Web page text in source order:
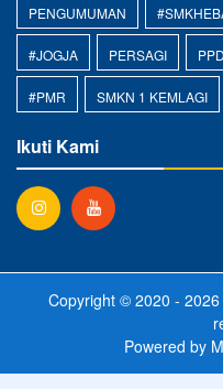
PENGUMUMAN
#JOGJA PERSAGI
#PMR SMKN 1 KEMLAGI
Ikuti Kami
Copyright © 2020 - 2026
Powered by